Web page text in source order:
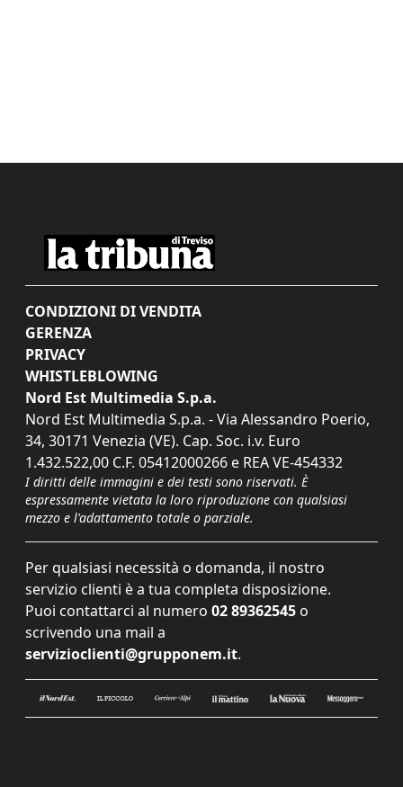
CONDIZIONI DI VENDITA
GERENZA
PRIVACY
WHISTLEBLOWING
Nord Est Multimedia S.p.a.
Nord Est Multimedia S.p.a. - Via Alessandro Poerio,
34, 30171 Venezia (VE). Cap. Soc. i.v. Euro
1.432.522,00 C.F. 05412000266 e REA VE-454332
I diritti delle immagini e dei testi sono riservati. È
espressamente vietata la loro riproduzione con qualsiasi
mezzo e l'adattamento totale o parziale.
Per qualsiasi necessità o domanda, il nostro
servizio clienti è a tua completa disposizione.
Puoi contattarci al numero 02 89362545 o
scrivendo una mail a
servizioclienti@grupponem.it.